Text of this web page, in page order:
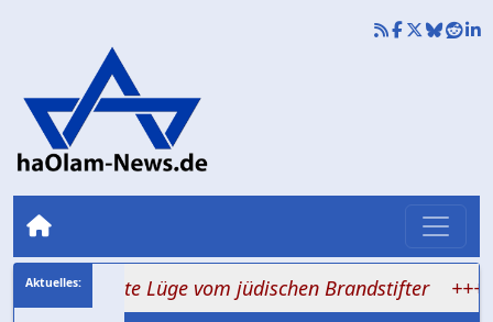
alte Lüge vom jüdischen Brandstifter +++